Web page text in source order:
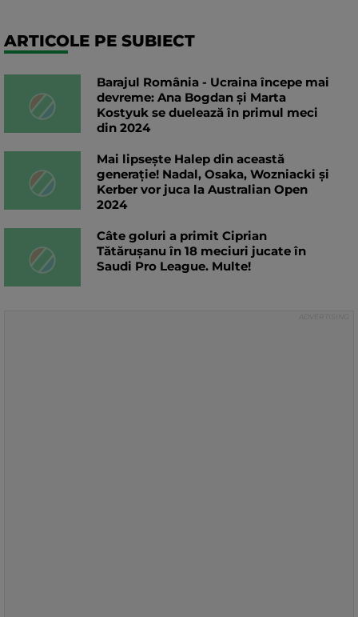
ARTICOLE PE SUBIECT
Barajul România - Ucraina începe mai
devreme: Ana Bogdan și Marta
Kostyuk se duelează în primul meci
din 2024
Mai lipsește Halep din această
generație! Nadal, Osaka, Wozniacki și
Kerber vor juca la Australian Open
2024
Câte goluri a primit Ciprian
Tătărușanu în 18 meciuri jucate în
Saudi Pro League. Multe!